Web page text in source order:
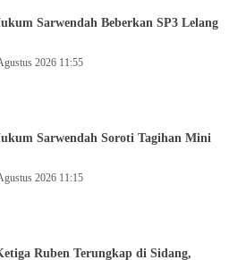
Sarwendah Beberkan SP3 Lelang
2026 11:55
Sarwendah Soroti Tagihan Mini
2026 11:15
Ruben Terungkap di Sidang,